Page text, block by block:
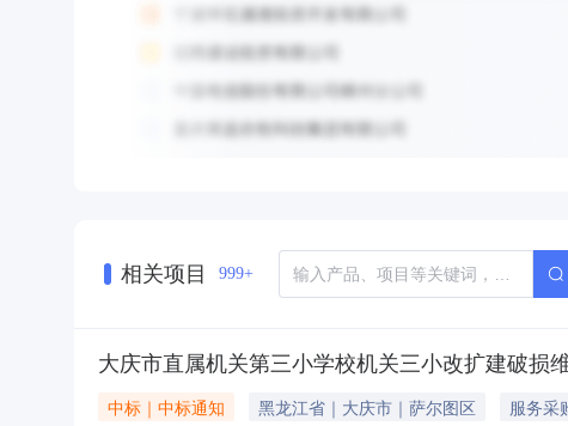
相关项目 999+
大庆市直属机关第三小学校机关三小改扩建破损
中标｜中标通知 黑龙江省｜大庆市｜萨尔图区 服务采